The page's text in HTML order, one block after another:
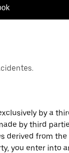
by a
by third
derived from the
you enter into